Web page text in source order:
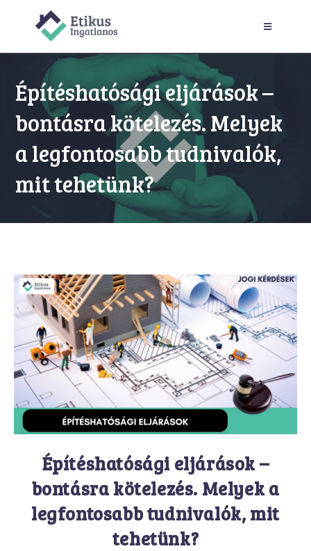
Építéshatósági eljárások –
bontásra kötelezés. Melyek
a legfontosabb tudnivalók,
mit tehetünk?
Építéshatósági eljárások –
bontásra kötelezés. Melyek a
legfontosabb tudnivalók, mit
tehetünk?